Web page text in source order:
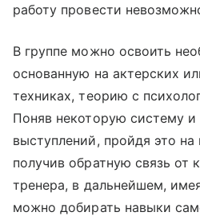
работу провести
В группе можно освоить
основанную на актерских
техниках, теорию с
Поняв некоторую систему
выступлений, пройдя это на
получив обратную связь от
тренера, в дальнейшем,
можно добирать навыки